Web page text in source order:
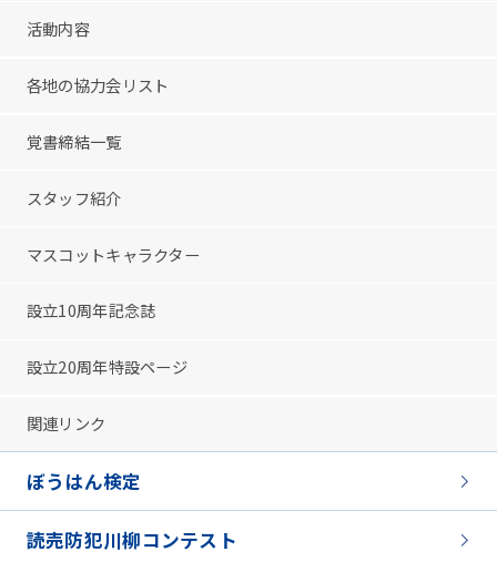
活動内容
各地の協力会リスト
覚書締結一覧
スタッフ紹介
マスコットキャラクター
設立10周年記念誌
設立20周年特設ページ
関連リンク
ぼうはん検定
読売防犯川柳コンテスト